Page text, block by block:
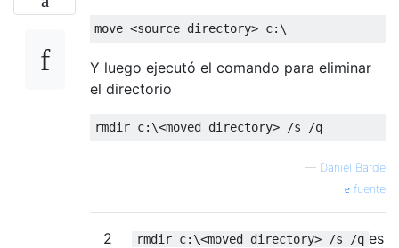
Y luego ejecutó el comando para eliminar
el directorio
— Daniel Barde
fuente
2 rmdir c:\<moved directory> /s /q es